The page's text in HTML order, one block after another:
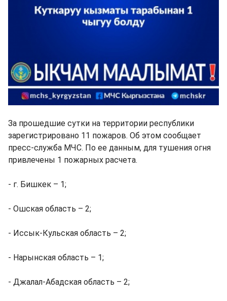
За прошедшие сутки на территории республики
зарегистрировано 11 пожаров. Об этом сообщает
пресс-служба МЧС. По ее данным, для тушения огня
привлечены 1 пожарных расчета.
- г. Бишкек – 1;
- Ошская область – 2;
- Иссык-Кульская область – 2;
- Нарынская область – 1;
- Джалал-Абадская область – 2;